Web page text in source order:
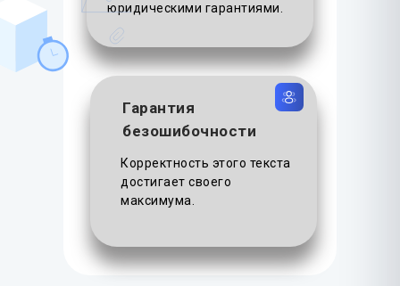
Гарантия
безошибочности
юридическими гарантиями.
Корректность этого текста
достигает своего
максимума.